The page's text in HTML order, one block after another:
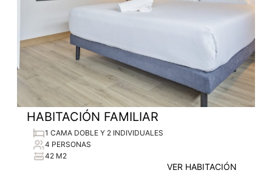
HABITACIÓN FAMILIAR
1 CAMA DOBLE Y 2 INDIVIDUALES
4 PERSONAS
42 M2
VER HABITACIÓN